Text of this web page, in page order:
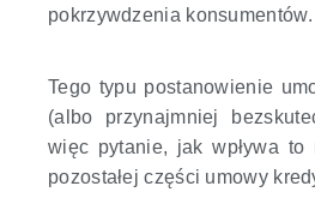
pokrzywdzenia konsumentów.
Tego typu postanowienie
(albo przynajmniej
więc pytanie, jak wpływa
pozostałej części umowy